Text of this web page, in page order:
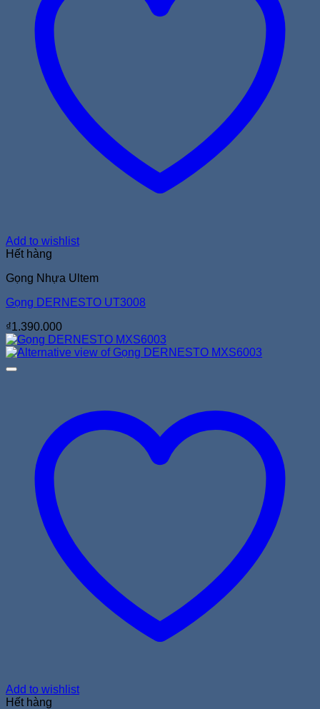
Add to wishlist
Hết hàng
Gọng Nhựa Ultem
Gọng DERNESTO UT3008
₫1.390.000
Add to wishlist
Hết hàng